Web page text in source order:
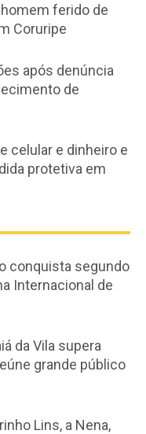
ferido de
Coruripe
após denúncia
de
celular e dinheiro e
protetiva em
conquista segundo
Internacional de
da Vila supera
grande público
Lins, a Nena,